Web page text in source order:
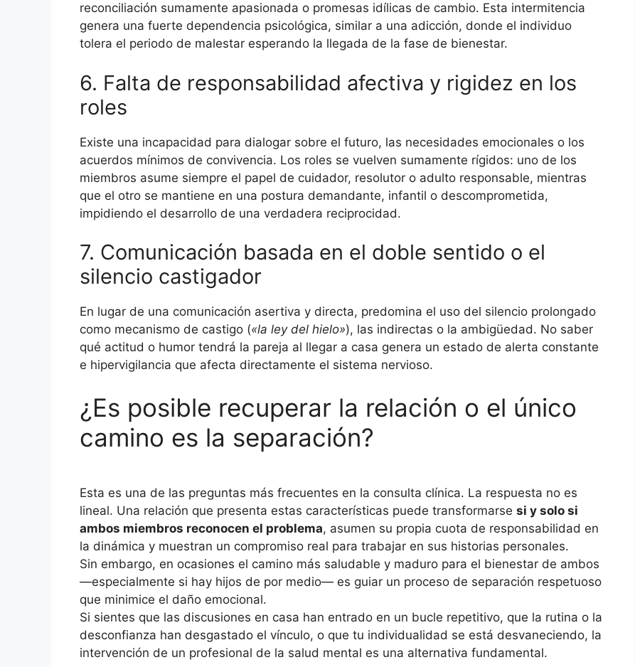
reconciliación sumamente apasionada o promesas idílicas de cambio. Esta intermitencia
genera una fuerte dependencia psicológica, similar a una adicción, donde el individuo
tolera el periodo de malestar esperando la llegada de la fase de bienestar.
6. Falta de responsabilidad afectiva y rigidez en los
roles
Existe una incapacidad para dialogar sobre el futuro, las necesidades emocionales o los
acuerdos mínimos de convivencia. Los roles se vuelven sumamente rígidos: uno de los
miembros asume siempre el papel de cuidador, resolutor o adulto responsable, mientras
que el otro se mantiene en una postura demandante, infantil o descomprometida,
impidiendo el desarrollo de una verdadera reciprocidad.
7. Comunicación basada en el doble sentido o el
silencio castigador
En lugar de una comunicación asertiva y directa, predomina el uso del silencio prolongado
como mecanismo de castigo («la ley del hielo»), las indirectas o la ambigüedad. No saber
qué actitud o humor tendrá la pareja al llegar a casa genera un estado de alerta constante
e hipervigilancia que afecta directamente el sistema nervioso.
¿Es posible recuperar la relación o el único
camino es la separación?
Esta es una de las preguntas más frecuentes en la consulta clínica. La respuesta no es
lineal. Una relación que presenta estas características puede transformarse si y solo si
ambos miembros reconocen el problema, asumen su propia cuota de responsabilidad en
la dinámica y muestran un compromiso real para trabajar en sus historias personales.
Sin embargo, en ocasiones el camino más saludable y maduro para el bienestar de ambos
—especialmente si hay hijos de por medio— es guiar un proceso de separación respetuoso
que minimice el daño emocional.
Si sientes que las discusiones en casa han entrado en un bucle repetitivo, que la rutina o la
desconfianza han desgastado el vínculo, o que tu individualidad se está desvaneciendo, la
intervención de un profesional de la salud mental es una alternativa fundamental.